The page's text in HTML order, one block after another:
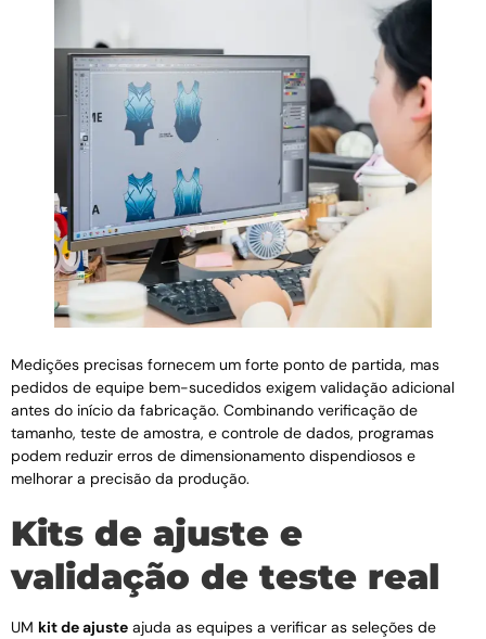
Medições precisas fornecem um forte ponto de partida, mas
pedidos de equipe bem-sucedidos exigem validação adicional
antes do início da fabricação. Combinando verificação de
tamanho, teste de amostra, e controle de dados, programas
podem reduzir erros de dimensionamento dispendiosos e
melhorar a precisão da produção.
Kits de ajuste e
validação de teste real
UM kit de ajuste ajuda as equipes a verificar as seleções de